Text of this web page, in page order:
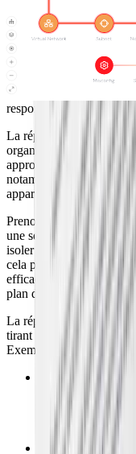
1. Construire un
Chaque organisation doit
incidents
pour faire face
affectant la sécurité,
vous devez anticiper
responsabilités et des
La réponse et la
organisés et efficaces,
approche. En effet, la
notamment la sécurité
appareils, des data
Prenons l'exemple du
une solution EDR est
isoler une machine
cela peut ne pas
efficacement en
plan de contrôle.
La réponse aux
tirant parti de l'IA, de
Exemples de mise en
révoquez des
forensiques. Par
instances EC2 en